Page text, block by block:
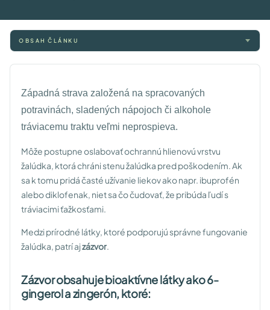
OBSAH ČLÁNKU
Západná strava založená na spracovaných
potravinách, sladených nápojoch či alkohole
tráviacemu traktu veľmi neprospieva.
Môže postupne oslabovať ochrannú hlienovú vrstvu
žalúdka, ktorá chráni stenu žalúdka pred poškodením. Ak
sa k tomu pridá časté užívanie liekov ako napr. ibuprofén
alebo diklofenak, niet sa čo čudovať, že pribúda ľudí s
tráviacimi ťažkosťami.
Medzi prírodné látky, ktoré podporujú správne fungovanie
žalúdka, patrí ajzázvor.
Zázvor obsahuje bioaktívne látky ako 6-
gingerol a zingerón, ktoré: